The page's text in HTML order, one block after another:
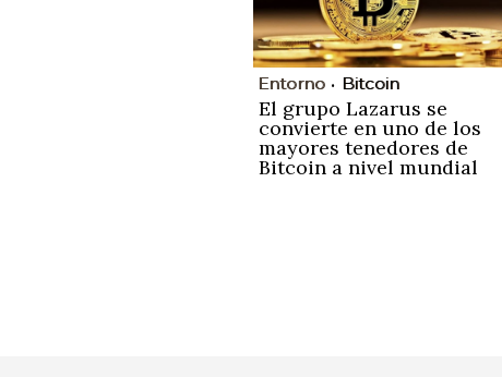
Entorno Bitcoin
El grupo Lazarus se
convierte en uno de los
mayores tenedores de
Bitcoin a nivel mundial